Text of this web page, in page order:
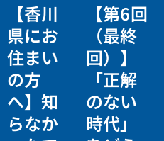
【香川
県にお
住まい
の方
へ】知
らなか
【第6回
（最終
回）】
「正解
のない
時代」